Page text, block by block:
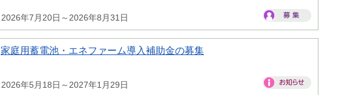
2026年7月20日～2026年8月31日
家庭用蓄電池・エネファーム導入補助金の募集
2026年5月18日～2027年1月29日